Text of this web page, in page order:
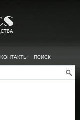
КОНТАКТЫ ПОИСК